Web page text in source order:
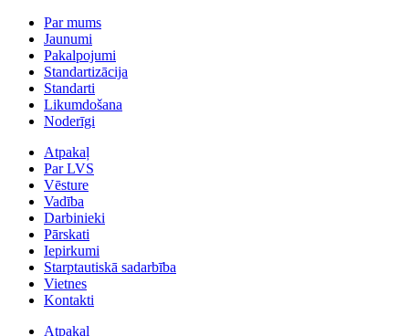
Par mums
Jaunumi
Pakalpojumi
Standartizācija
Standarti
Likumdošana
Noderīgi
Atpakaļ
Par LVS
Vēsture
Vadība
Darbinieki
Pārskati
Iepirkumi
Starptautiskā sadarbība
Vietnes
Kontakti
Atpakaļ